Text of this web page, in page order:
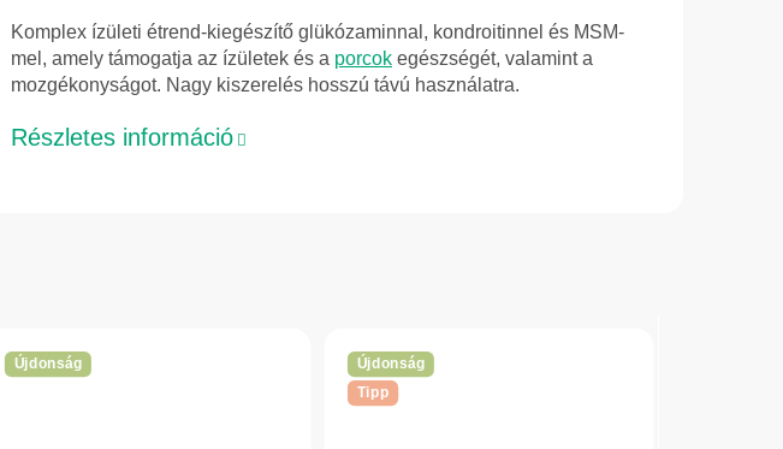
Komplex ízületi étrend-kiegészítő glükózaminnal, kondroitinnel és MSM-
mel, amely támogatja az ízületek és a porcok egészségét, valamint a
mozgékonyságot. Nagy kiszerelés hosszú távú használatra.
Részletes információ
Újdonság
Újdonság
Tipp